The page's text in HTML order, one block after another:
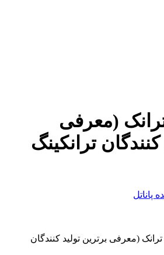
(معرفی
ترانکینگ
پاناتل
ترانک (معرفی برترین تولید کنندگان